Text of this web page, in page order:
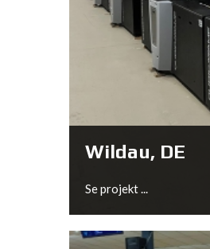
Arnhem, NL
Wildau, DE
Se projekt ...